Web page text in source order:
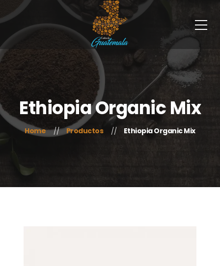
Ethiopia Organic Mix
Home Productos Ethiopia Organic Mix